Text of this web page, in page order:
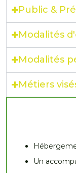
Public &
Modalités
Modalités
Métiers
Un